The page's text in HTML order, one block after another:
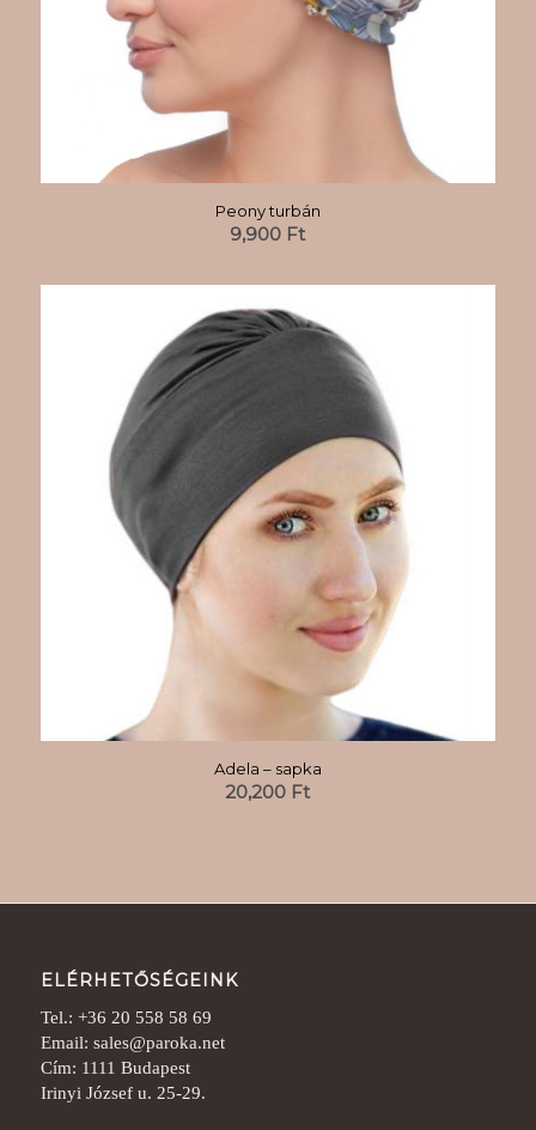
Peony turbán
9,900 Ft
Adela – sapka
20,200 Ft
ELÉRHETŐSÉGEINK
Tel.: +36 20 558 58 69
Email: sales@paroka.net
Cím: 1111 Budapest
Irinyi József u. 25-29.